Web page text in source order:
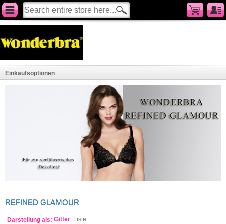
Einkaufsoptionen
REFINED GLAMOUR
Darstellung als: Gitter Liste
KATEGORIEN
Perfect Strapless New
Wonderbra Spirit
Full Effect +2Cups
Refined Glamour
BHs